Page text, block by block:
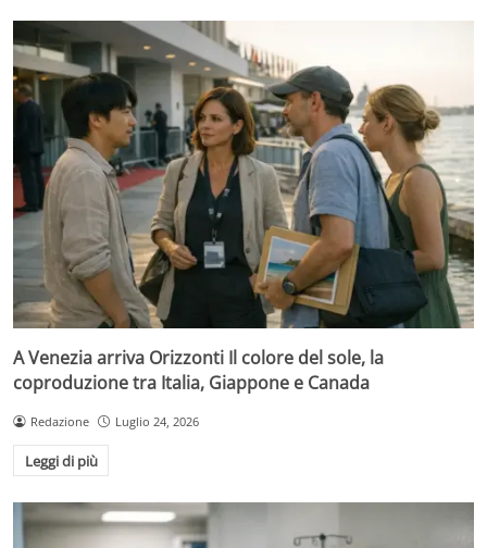
A Venezia arriva Orizzonti Il colore del sole, la
coproduzione tra Italia, Giappone e Canada
Redazione Luglio 24, 2026
Leggi di più